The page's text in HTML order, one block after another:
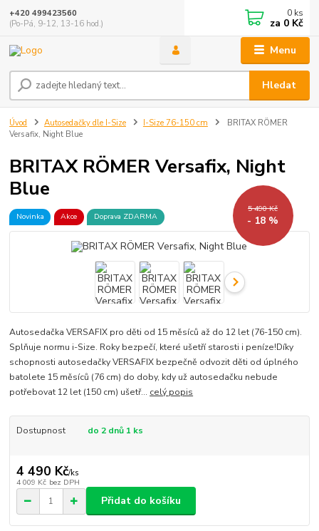
Menu
Hledat
+420 499423560
(Po-Pá, 9-12, 13-16 hod.)
0 ks
za 0 Kč
Úvod Autosedačky dle I-Size I-Size 76-150 cm
BRITAX RÖMER
Versafix, Night Blue
BRITAX RÖMER Versafix, Night
Blue
Novinka Akce Doprava ZDARMA
5 490 Kč
- 18 %
Autosedačka VERSAFIX pro děti od 15 měsíců až do 12 let (76-150 cm).
Splňuje normu i-Size. Roky bezpečí, které ušetří starosti i peníze!Díky
schopnosti autosedačky VERSAFIX bezpečně odvozit děti od úplného
batolete 15 měsíců (76 cm) do doby, kdy už autosedačku nebude
potřebovat 12 let (150 cm) ušetř... celý popis
Dostupnost do 2 dnů 1 ks
4 490 Kč/ks
4 009 Kč bez DPH
Přidat do košíku